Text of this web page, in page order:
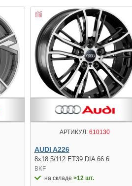
АРТИКУЛ: 610130
AUDI A226
8x18 5/112 ET39 DIA 66.6
BKF
на складе >12 шт.